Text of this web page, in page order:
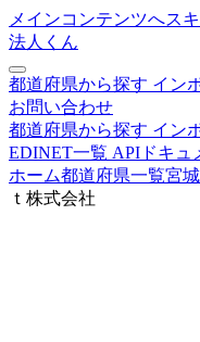
メインコンテンツへス
法人くん
都道府県から探す イン
お問い合わせ
都道府県から探す イン
EDINET一覧 APIドキュ
ホーム都道府県一覧宮
ｔ株式会社